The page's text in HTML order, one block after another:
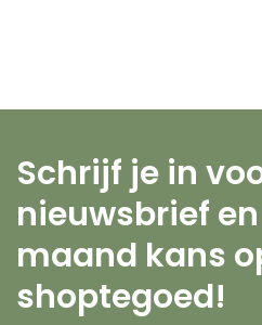
Schrijf je in
nieuwsbrief
maand kans
shoptegoed!